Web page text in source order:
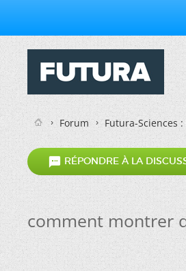
Forum Futura-Sciences
 RÉPONDRE À LA
comment montrer